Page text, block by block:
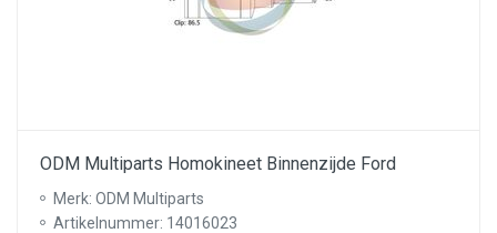
ODM Multiparts Homokineet Binnenzijde Ford
Merk: ODM Multiparts
Artikelnummer: 14016023